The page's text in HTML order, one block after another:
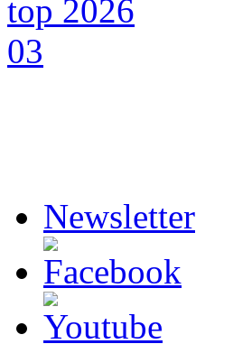
Newsletter